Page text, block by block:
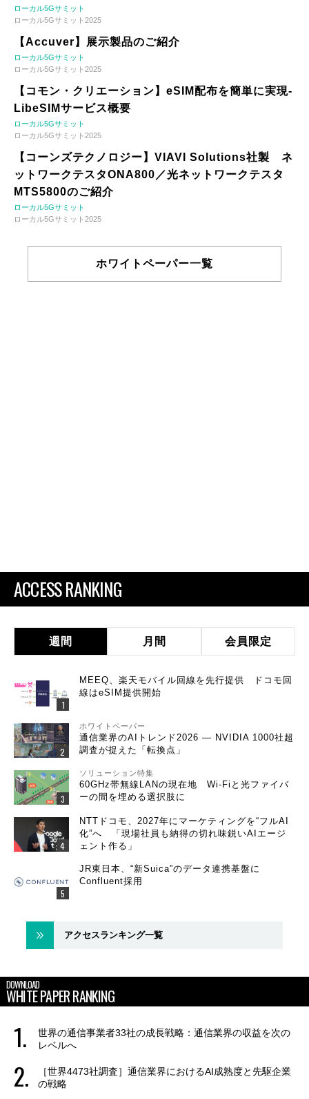
ローカル5Gサミット
ローカル5Gサミット2025
【Accuver】展示製品のご紹介
ローカル5Gサミット
ローカル5Gサミット2025
【コモン・クリエーション】eSIM配布を簡単に実現-
LibeSIMサービス概要
ローカル5Gサミット
ローカル5Gサミット2025
【コーンズテクノロジー】VIAVI Solutions社製 ネ
ットワークテスタONA800／光ネットワークテスタ
MTS5800のご紹介
ローカル5Gサミット
ローカル5Gサミット2025
ホワイトペーパー一覧
ACCESS RANKING
週間 月間 会員限定
MEEQ、楽天モバイル回線を先行提供 ドコモ回
線はeSIM提供開始
ホワイトペーパー
通信業界のAIトレンド2026 ― NVIDIA 1000社超
調査が捉えた「転換点」
ソリューション特集
60GHz帯無線LANの現在地 Wi-Fiと光ファイバ
ーの間を埋める選択肢に
NTTドコモ、2027年にマーケティングを“フルAI
化”へ 「現場社員も納得の切れ味鋭いAIエージ
ェント作る」
JR東日本、“新Suica”のデータ連携基盤に
Confluent採用
アクセスランキング一覧
DOWNLOAD
WHITE PAPER RANKING
世界の通信事業者33社の成長戦略：通信業界の収益を次の
レベルへ
［世界4473社調査］通信業界におけるAI成熟度と先駆企業
の戦略